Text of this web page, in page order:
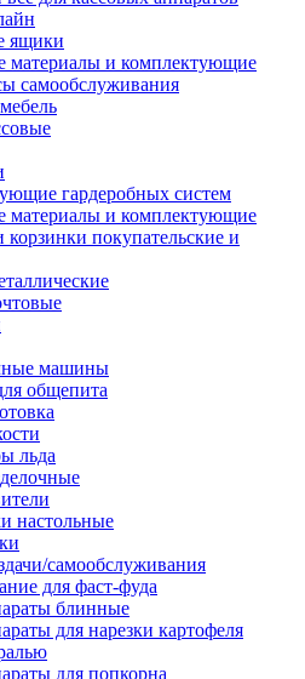
ящики
материалы и комплектующие
самообслуживания
гардеробных систем
материалы и комплектующие
корзинки покупательские и
машины
общепита
льда
настольные
самообслуживания
для фаст-фуда
блинные
для нарезки картофеля
для попкорна